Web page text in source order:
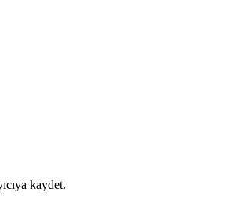
kaydet.